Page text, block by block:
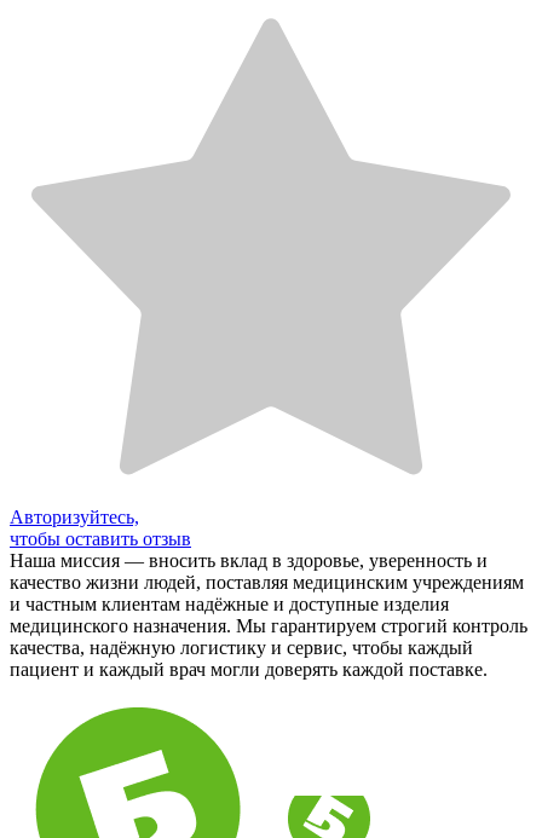
Авторизуйтесь,
чтобы оставить отзыв
Наша миссия — вносить вклад в здоровье, уверенность и
качество жизни людей, поставляя медицинским учреждениям
и частным клиентам надёжные и доступные изделия
медицинского назначения. Мы гарантируем строгий контроль
качества, надёжную логистику и сервис, чтобы каждый
пациент и каждый врач могли доверять каждой поставке.